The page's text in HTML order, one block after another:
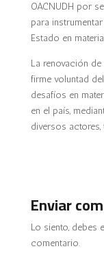
OACNUDH por
para
Estado en
La renovación
firme voluntad
desafíos en
en el país,
diversos
Enviar
Lo siento, debes
comentario.